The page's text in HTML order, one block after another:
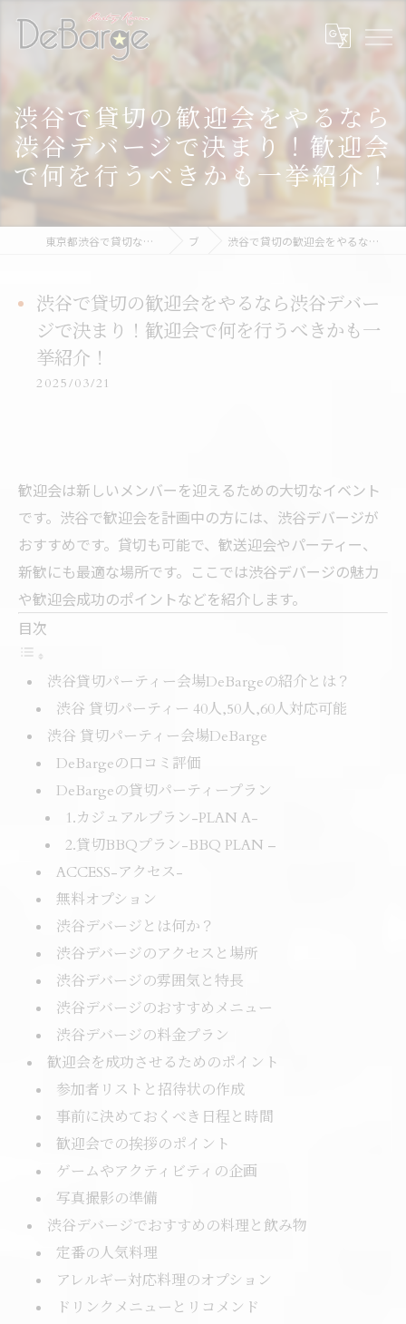
渋谷で貸切の歓迎会をやるなら
渋谷デバージで決まり！歓迎会
で何を行うべきかも一挙紹介！
東京都渋谷で貸切なら渋谷貸切パーティー＆BBQデバージ - DeBarge ブログ 渋谷で貸切の歓迎会をやるなら渋谷デバージで決まり！歓迎会で何を行うべきかも一挙紹介！
渋谷で貸切の歓迎会をやるなら渋谷デバー
ジで決まり！歓迎会で何を行うべきかも一
挙紹介！
2025/03/21
歓迎会は新しいメンバーを迎えるための大切なイベント
です。渋谷で歓迎会を計画中の方には、渋谷デバージが
おすすめです。貸切も可能で、歓送迎会やパーティー、
新歓にも最適な場所です。ここでは渋谷デバージの魅力
や歓迎会成功のポイントなどを紹介します。
目次
渋谷貸切パーティー会場DeBargeの紹介とは？
渋谷 貸切パーティー 40人,50人,60人対応可能
渋谷 貸切パーティー会場DeBarge
DeBargeの口コミ評価
DeBargeの貸切パーティープラン
1.カジュアルプラン-PLAN A-
2.貸切BBQプラン-BBQ PLAN –
ACCESS-アクセス-
無料オプション
渋谷デバージとは何か？
渋谷デバージのアクセスと場所
渋谷デバージの雰囲気と特長
渋谷デバージのおすすめメニュー
渋谷デバージの料金プラン
歓迎会を成功させるためのポイント
参加者リストと招待状の作成
事前に決めておくべき日程と時間
歓迎会での挨拶のポイント
ゲームやアクティビティの企画
写真撮影の準備
渋谷デバージでおすすめの料理と飲み物
定番の人気料理
アレルギー対応料理のオプション
ドリンクメニューとリコメンド